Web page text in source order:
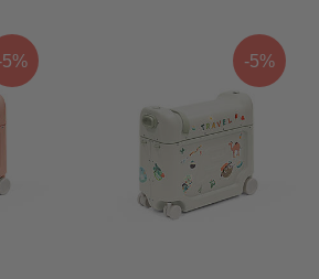
5% -5%